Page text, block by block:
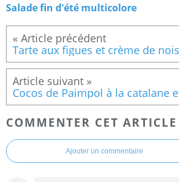
Salade fin d'été multicolore
Tarte aux figues et crème de
COMMENTER CET ARTICLE
Ajouter un commentaire